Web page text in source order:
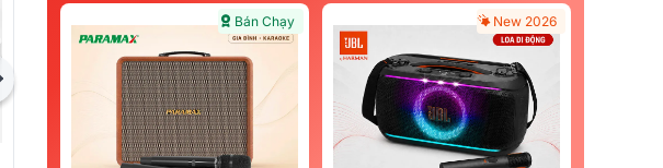
Bán Chạy New 2026